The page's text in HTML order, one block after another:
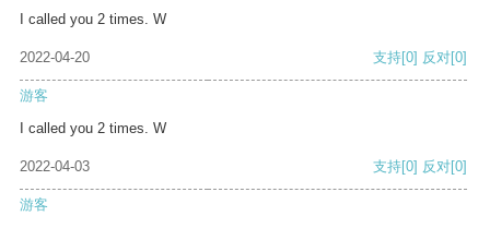
I called you 2 times. W
2022-04-20 支持[0] 反对[0]
游客
I called you 2 times. W
2022-04-03 支持[0] 反对[0]
游客